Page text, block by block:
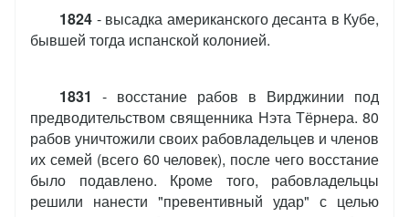
1824 - высадка американского десанта в Кубе,
бывшей тогда испанской колонией.
1831
- восстание рабов в Вирджинии под
предводительством священника Нэта Тёрнера. 80
рабов уничтожили своих рабовладельцев и членов
их семей (всего 60 человек), после чего восстание
было подавлено. Кроме того, рабовладельцы
решили нанести "превентивный удар" с целью